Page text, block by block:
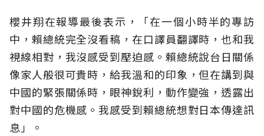
櫻井翔在報導最後表示，「在一個小時半的專訪
中，賴總統完全沒看稿，在口譯員翻譯時，也和我
視線相對，我沒感受到壓迫感。賴總統說台日關係
像家人般很可貴時，給我溫和的印象，但在講到與
中國的緊張關係時，眼神銳利，動作變強，透露出
對中國的危機感。我感受到賴總統想對日本傳達訊
息」。